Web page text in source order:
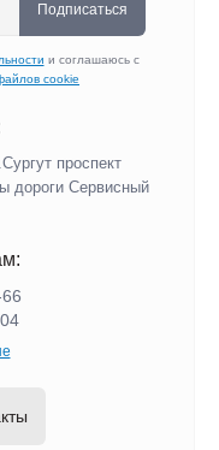
Подписаться
и соглашаюсь с
cookie
проспект
дороги Сервисный